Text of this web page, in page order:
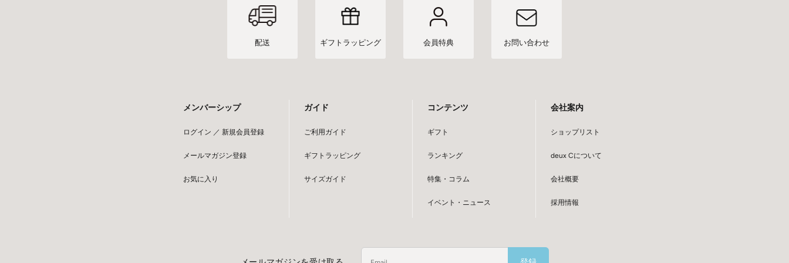
配送 ギフト ラッピング 会員特典 お問い合わせ
メンバーシップ
ログイン ／ 新規会員登録
メールマガジン登録
お気に入り
ガイド
ご利用ガイド
ギフトラッピング
サイズガイド
コンテンツ
ギフト
ランキング
特集・コラム
イベント・ニュース
会社案内
ショップリスト
deux Cについて
会社概要
採用情報